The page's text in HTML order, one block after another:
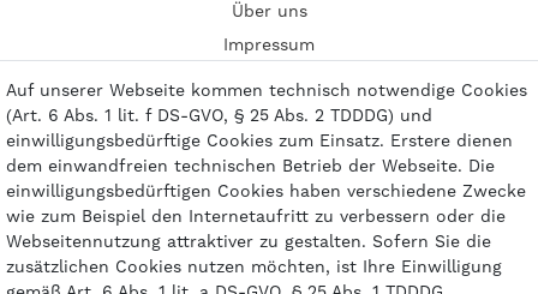
Über uns
Impressum
Zahlungsarten
Auf unserer Webseite kommen technisch notwendige Cookies
(Art. 6 Abs. 1 lit. f DS-GVO, § 25 Abs. 2 TDDDG) und
einwilligungsbedürftige Cookies zum Einsatz. Erstere dienen
dem einwandfreien technischen Betrieb der Webseite. Die
einwilligungsbedürftigen Cookies haben verschiedene Zwecke
wie zum Beispiel den Internetaufritt zu verbessern oder die
Webseitennutzung attraktiver zu gestalten. Sofern Sie die
zusätzlichen Cookies nutzen möchten, ist Ihre Einwilligung